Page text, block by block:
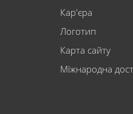
Кар'єра
Логотип
Карта сайту
Міжнародна